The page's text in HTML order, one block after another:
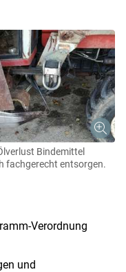
Bindemittel
fachgerecht entsorgen.
Verordnung
und